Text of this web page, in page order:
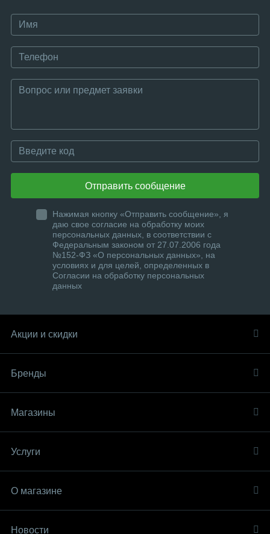
Отправить сообщение
Нажимая кнопку «Отправить сообщение», я
даю свое согласие на обработку моих
персональных данных, в соответствии с
Федеральным законом от 27.07.2006 года
№152-ФЗ «О персональных данных», на
условиях и для целей, определенных в
Согласии на обработку персональных
данных
Акции и скидки
Бренды
Магазины
Услуги
О магазине
Новости